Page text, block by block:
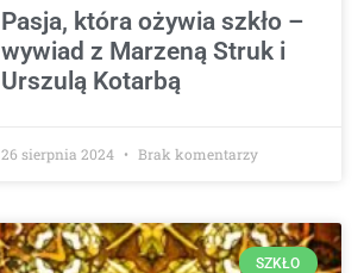
Pasja, która ożywia szkło –
wywiad z Marzeną Struk i
Urszulą Kotarbą
26 sierpnia 2024 Brak komentarzy
SZKŁO